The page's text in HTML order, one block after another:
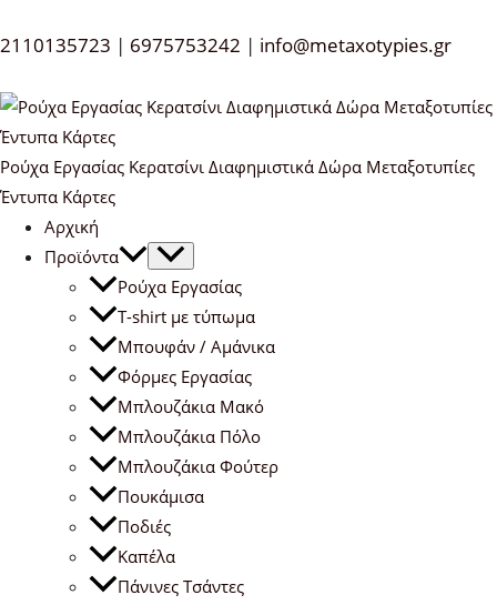
2110135723 | 6975753242 | info@metaxotypies.gr
Ρούχα Εργασίας Κερατσίνι Διαφημιστικά Δώρα Μεταξοτυπίες
Έντυπα Κάρτες
Αρχική
Προϊόντα
Ρούχα Εργασίας
T-shirt με τύπωμα
Μπουφάν / Αμάνικα
Φόρμες Εργασίας
Μπλουζάκια Μακό
Μπλουζάκια Πόλο
Μπλουζάκια Φούτερ
Πουκάμισα
Ποδιές
Καπέλα
Πάνινες Τσάντες